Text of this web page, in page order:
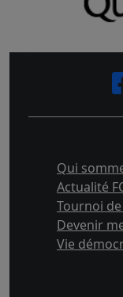
Qui
Actualité
Tournoi de
Devenir
Vie